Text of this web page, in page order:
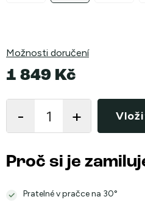
Možnosti doručení
1 849 Kč
cena:
Proč si je
Pratelné v pračce na 30°